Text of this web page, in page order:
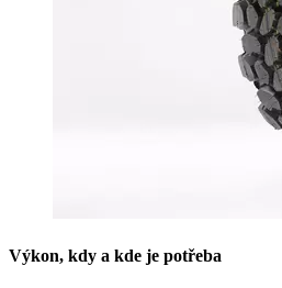
Výkon, kdy a kde je potřeba